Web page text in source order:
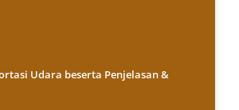
Udara beserta Penjelasan &